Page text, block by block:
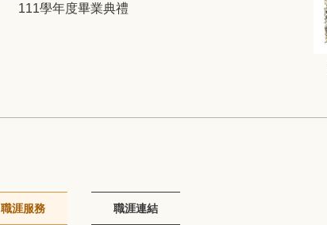
111學年度畢業典禮
職涯服務 職涯連結